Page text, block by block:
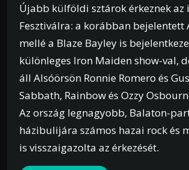
Újabb külföldi sztárok érkeznek az
Fesztiválra: a korábban bejelentett
mellé a Blaze Bayley is
különleges Iron Maiden show-val,
áll Alsóörsön Ronnie Romero és
Sabbath, Rainbow és Ozzy
Az ország legnagyobb, Balaton-
házibulijára számos hazai rock és
is visszaigazolta az érkezését.